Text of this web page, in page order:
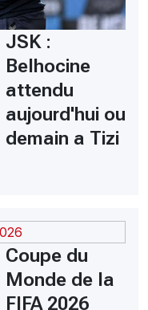
JSK :
Belhocine
attendu
aujourd'hui ou
demain a Tizi
Coupe du
Monde de la
FIFA 2026